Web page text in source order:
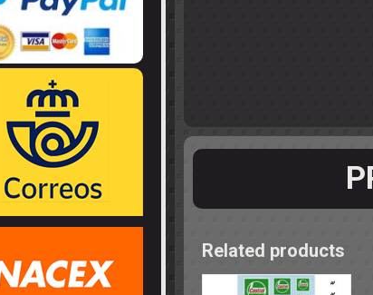
Related products